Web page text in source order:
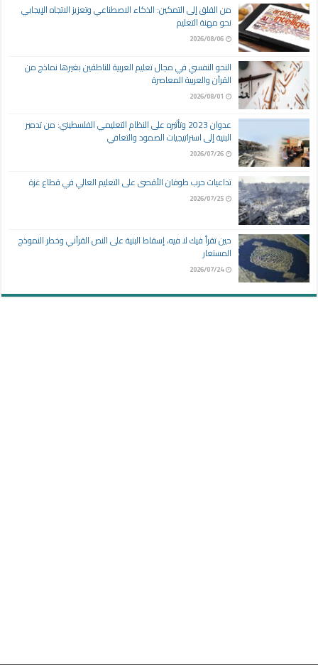
من القلق إلى التمكين: الذكاء الاصطناعي وتعزيز الاتجاه الإيجابي
نحو مهنة التعليم
2026/08/06
النحو النفسي في مجال تعليم العربية للناطقين بغيرها نماذج من
القرآن والعربية المعاصرة
2026/08/01
عدوان 2023 وتأثيره على النظام التعليمي الفلسطيني: من تدمير
البنية إلى استراتيجيات الصمود والتعافي
2026/07/26
تداعيات حرب طوفان الأقصى على التعليم العالي في قطاع غزة
2026/07/25
حين تقرأ فيك لا فيه، إسقاط البنية على النص القرآني وخطر النموذج
المستعار
2026/07/24